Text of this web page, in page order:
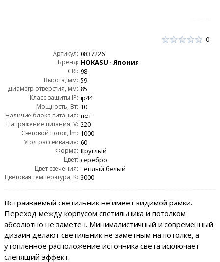
0
Артикул: 0837226
Бренд: HOKASU - Япония
CRI: 98
Высота, мм: 59
Диаметр отверстия, мм: 85
Класс защиты IP: ip44
Мощность, Вт: 10
Наличие блока питания: нет
Напряжение питания, V: 220
Световой поток, lm: 1000
Угол рассеивания: 60
Форма: Круглый
Цвет: серебро
Цвет свечения: теплый белый
Цветовая температура, K: 3000
Встраиваемый светильник не имеет видимой рамки.
Переход между корпусом светильника и потолком
абсолютно не заметен. Минималистичный и современный
дизайн делают светильник не заметным на потолке, а
утопленное расположение источника света исключает
слепящий эффект.